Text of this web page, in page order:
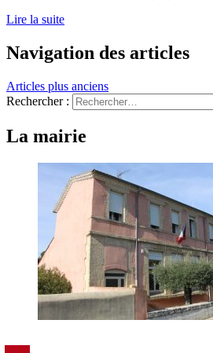
Lire la suite
Navigation des articles
Articles plus anciens
Rechercher :
La mairie